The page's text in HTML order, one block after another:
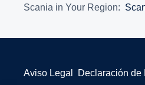
Scania in Your Region:
Aviso Legal Declaración de